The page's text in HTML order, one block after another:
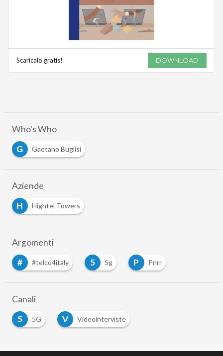
Scaricalo gratis! DOWNLOAD
Who's Who
G
Gaetano Buglisi
Aziende
H
Hightel Towers
Argomenti
#
#telco4italy 5 5g P Pnrr
Canali
5
5G V Videointerviste